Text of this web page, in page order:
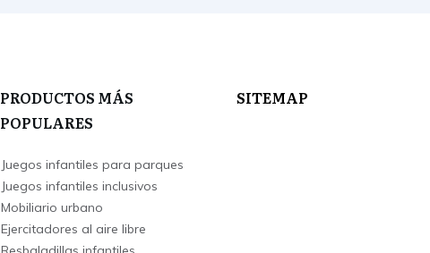
PRODUCTOS MÁS
POPULARES
Juegos infantiles para parques
Juegos infantiles inclusivos
Mobiliario urbano
Ejercitadores al aire libre
SITEMAP